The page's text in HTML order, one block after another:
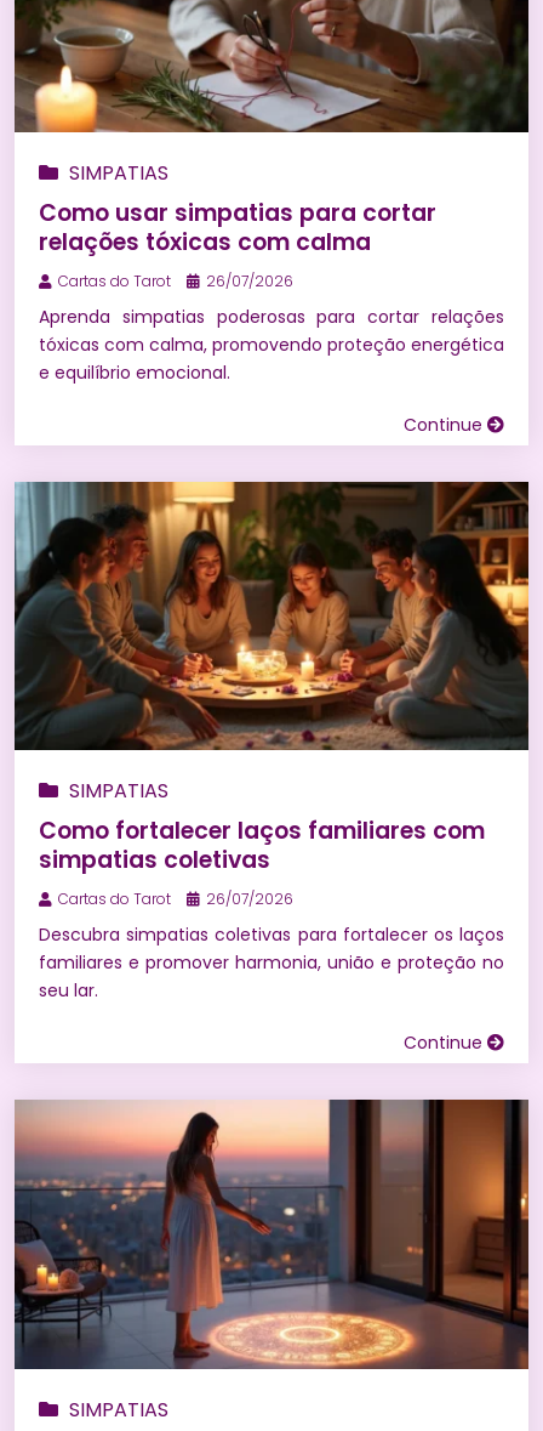
SIMPATIAS
Como usar simpatias para cortar
relações tóxicas com calma
Cartas do Tarot 26/07/2026
Aprenda simpatias poderosas para cortar relações
tóxicas com calma, promovendo proteção energética
e equilíbrio emocional.
Continue
SIMPATIAS
Como fortalecer laços familiares com
simpatias coletivas
Cartas do Tarot 26/07/2026
Descubra simpatias coletivas para fortalecer os laços
familiares e promover harmonia, união e proteção no
seu lar.
Continue
SIMPATIAS